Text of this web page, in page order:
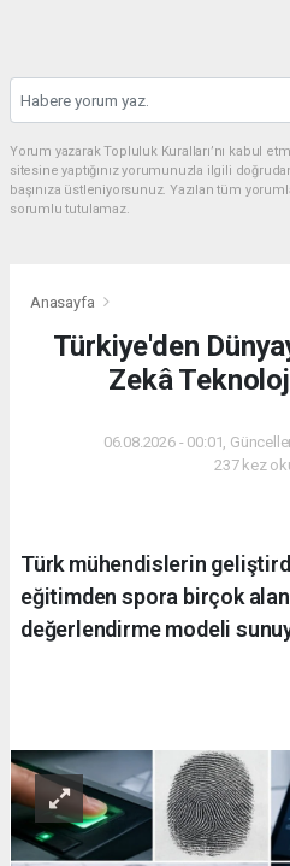
Yorum yazarak Topluluk Kuralları’nı kabul
sitesine yaptığınız yorumunuzla ilgili
başınıza üstleniyorsunuz. Yazılan tüm
sorumlu tutulamaz.
Anasayfa
Türkiye'den
Zekâ
06.08.2026 - 00:01,
237 kez
Türk mühendislerin
eğitimden spora birçok
değerlendirme modeli